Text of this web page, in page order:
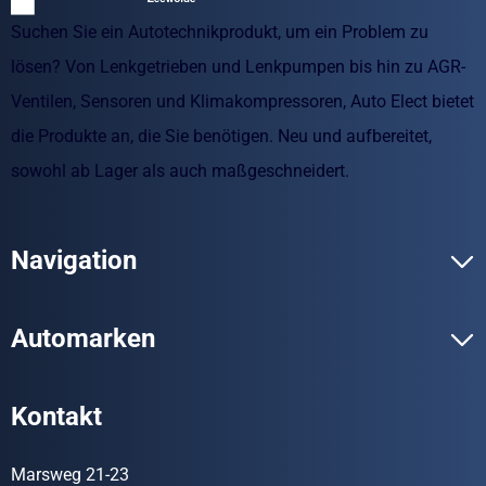
Suchen Sie ein Autotechnikprodukt, um ein Problem zu
lösen? Von Lenkgetrieben und Lenkpumpen bis hin zu AGR-
Ventilen, Sensoren und Klimakompressoren, Auto Elect bietet
die Produkte an, die Sie benötigen. Neu und aufbereitet,
sowohl ab Lager als auch maßgeschneidert.
Navigation
Automarken
Kontakt
Marsweg 21-23